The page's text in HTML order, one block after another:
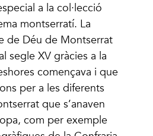
a la col·lecció
montserratí. La
de Déu de Montserrat
segle XV gràcies a la
començava i que
per a les diferents
que s’anaven
com per exemple